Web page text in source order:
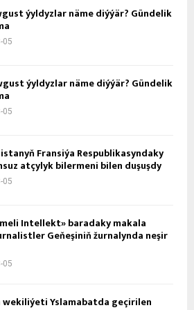
ýyldyzlar näme diýýär? Gündelik
05
ýyldyzlar näme diýýär? Gündelik
05
Fransiýa Respublikasyndaky
atçylyk bilermeni bilen duşuşdy
05
Intellekt» baradaky makala
Geňeşiniň žurnalynda neşir
05
wekiliýeti Yslamabatda geçirilen